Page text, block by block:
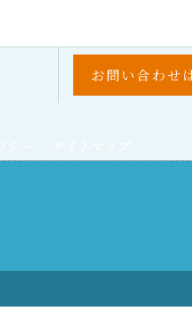
お問い合わせ